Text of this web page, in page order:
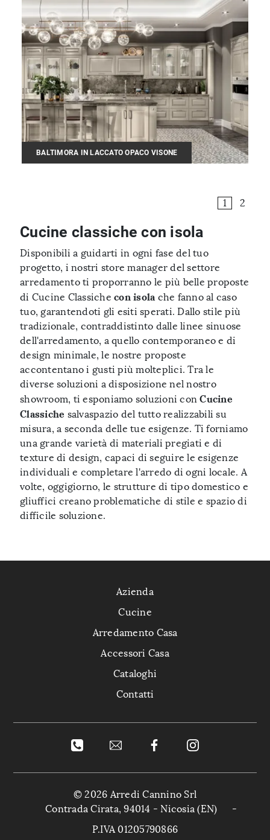
BALTIMORA IN LACCATO OPACO VISONE
1 2
Cucine classiche con isola
Disponibili a guidarti in ogni fase del tuo
progetto, i nostri store manager del settore
arredamento ti proporranno le più belle proposte
di Cucine Classichecon isolache fanno al caso
tuo, garantendoti gli esiti sperati. Dallo stile più
tradizionale, contraddistinto dalle linee sinuose
dell'arredamento, a quello contemporaneo e di
design minimale, le nostre proposte
accontentano i gusti più molteplici. Tra le
diverse soluzioni a disposizione nel nostro
showroom, ti esponiamo soluzioni conCucine
Classiche salvaspazio del tutto realizzabili su
misura, a seconda delle tue esigenze. Ti forniamo
una grande varietà di materiali pregiati e di
texture di design, capaci di seguire le esigenze
individuali e completare l'arredo di ogni locale. A
volte, oggigiorno, le strutture di tipo domestico e
gliuffici creano problematiche di stile e spazio di
difficile soluzione.
Azienda
Cucine
Arredamento Casa
Accessori Casa
Cataloghi
Contatti
© 2026 Arredi Cannino Srl
Contrada Cirata, 94014 - Nicosia (EN)
-
P.IVA 01205790866